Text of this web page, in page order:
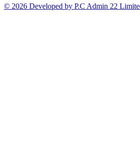
© 2026 Developed by P.C Admin 22